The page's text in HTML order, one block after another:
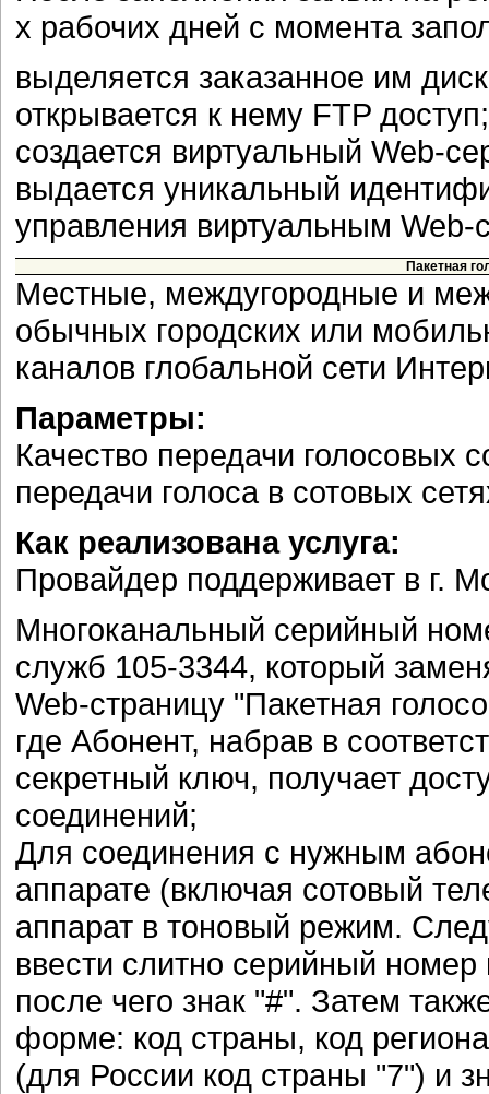
х рабочих дней с момента
выделяется заказанное им
открывается к нему FTP доступ;
создается виртуальный Web-
выдается уникальный
управления виртуальным Web-
Пакетная
Местные, междугородные и
обычных городских или
каналов глобальной сети
Параметры:
Качество передачи голосовых
передачи голоса в сотовых
Как реализована услуга:
Провайдер поддерживает в г.
Многоканальный серийный
служб 105-3344, который
Web-страницу "Пакетная
где Абонент, набрав в
секретный ключ, получает
соединений;
Для соединения с нужным
аппарате (включая сотовый
аппарат в тоновый режим.
ввести слитно серийный
после чего знак "#". Затем
форме: код страны, код
(для России код страны "7") и